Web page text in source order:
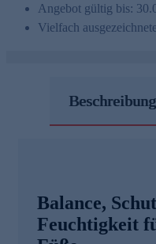
Angebot gültig bis:
Vielfach
Beschreibung
Balance,
Feuchtigkeit